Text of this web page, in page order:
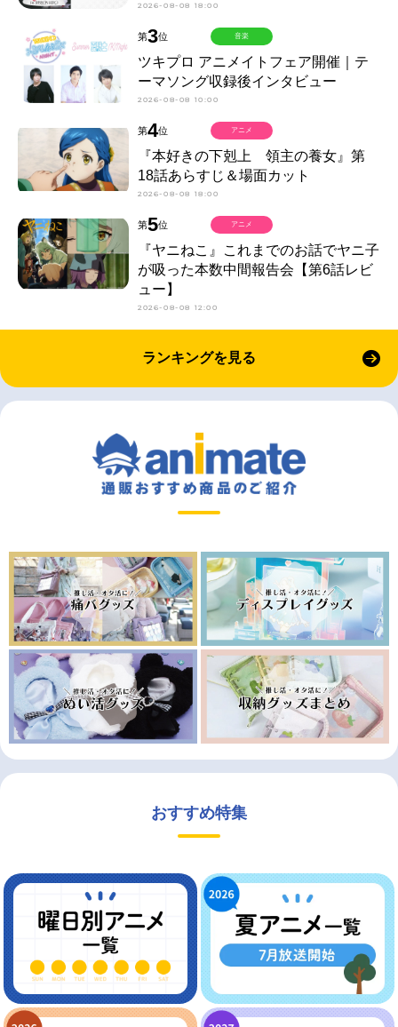
2026-08-08 18:00
第3位
ツキプロ アニメイトフェア開催｜テ
ーマソング収録後インタビュー
2026-08-08 10:00
音楽
第4位
『本好きの下剋上 領主の養女』第
18話あらすじ＆場面カット
2026-08-08 18:00
アニメ
第5位
『ヤニねこ』これまでのお話でヤニ子
が吸った本数中間報告会【第6話レビ
ュー】
2026-08-08 12:00
アニメ
ランキングを見る
おすすめ特集